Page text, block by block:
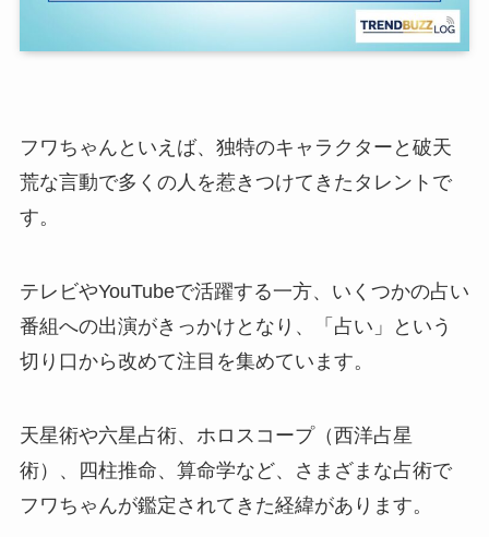
フワちゃんといえば、独特のキャラクターと破天
荒な言動で多くの人を惹きつけてきたタレントで
す。
テレビやYouTubeで活躍する一方、いくつかの占い
番組への出演がきっかけとなり、「占い」という
切り口から改めて注目を集めています。
天星術や六星占術、ホロスコープ（西洋占星
術）、四柱推命、算命学など、さまざまな占術で
フワちゃんが鑑定されてきた経緯があります。